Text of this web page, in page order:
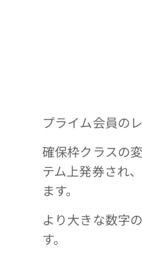
プライム会員の
確保枠クラスの
テム上発券され
ます。
より大きな数字
す。